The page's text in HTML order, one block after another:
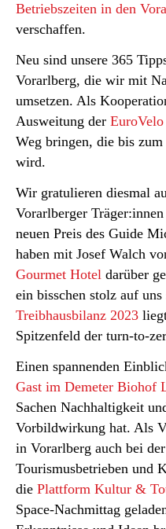
Betriebszeiten in den
verschaffen.
Neu sind unsere 365
Vorarlberg, die wir mit
umsetzen. Als
Ausweitung der
Weg bringen, die bis
wird.
Wir gratulieren diesmal
Vorarlberger
neuen Preis des Guide
haben mit Josef Walch
Gourmet Hotel darüber
ein bisschen stolz auf
Treibhausbilanz 2023
Spitzenfeld der turn-to-
Einen spannenden
Gast im Demeter Biohof
Sachen Nachhaltigkeit
Vorbildwirkung hat. Als
in Vorarlberg auch bei
Tourismusbetrieben und
die Plattform Kultur &
Space-Nachmittag